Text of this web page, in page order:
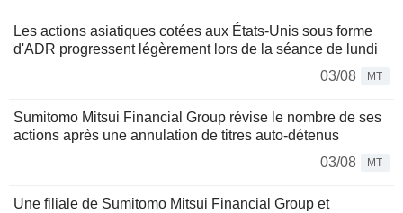
Les actions asiatiques cotées aux États-Unis sous forme
d'ADR progressent légèrement lors de la séance de lundi
03/08
MT
Sumitomo Mitsui Financial Group révise le nombre de ses
actions après une annulation de titres auto-détenus
03/08
MT
Une filiale de Sumitomo Mitsui Financial Group et